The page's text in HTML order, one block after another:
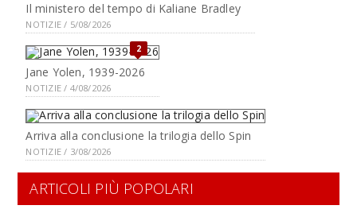
Il ministero del tempo di Kaliane Bradley
NOTIZIE / 5/08/2026
2
Jane Yolen, 1939-2026
NOTIZIE / 4/08/2026
Arriva alla conclusione la trilogia dello Spin
NOTIZIE / 3/08/2026
ARTICOLI PIÙ POPOLARI